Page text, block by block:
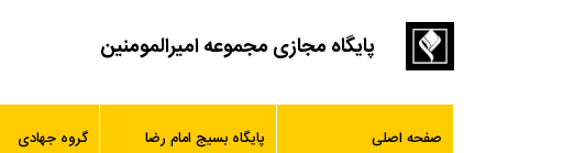
پایگاه مجازی مجموعه امیرالمومنین
صفحه اصلی پایگاه بسیج امام رضا گروه جهادی